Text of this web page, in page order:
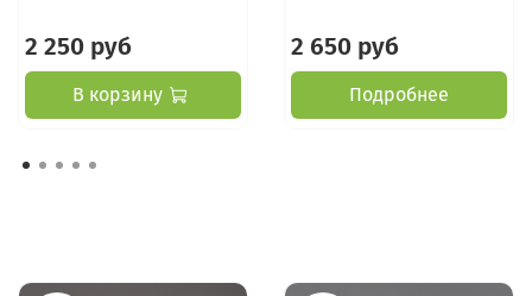
2 250 руб
В корзину
2 650 руб
Подробнее